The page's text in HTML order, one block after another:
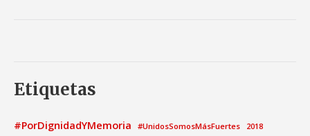
Etiquetas
#PorDignidadYMemoria #UnidosSomosMásFuertes 2018